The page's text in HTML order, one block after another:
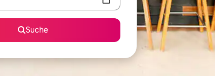
Suche